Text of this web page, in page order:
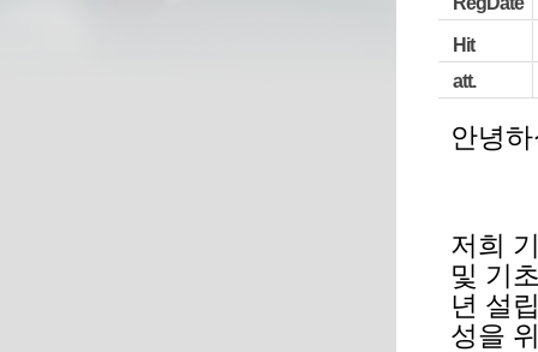
Hit
att.
안녕
저희
및 기
년 설
성을